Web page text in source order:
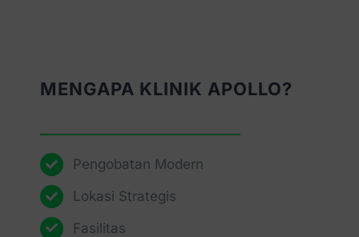
MENGAPA KLINIK APOLLO?
Pengobatan Modern
Lokasi Strategis
Fasilitas